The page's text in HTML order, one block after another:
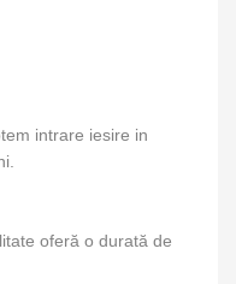
intrare iesire in
oferă o durată de